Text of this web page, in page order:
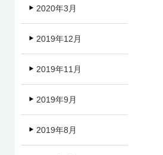
2020年3月
2019年12月
2019年11月
2019年9月
2019年8月